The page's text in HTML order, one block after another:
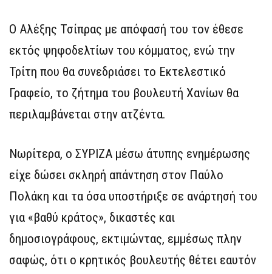
Ο Αλέξης Τσίπρας με απόφασή του τον έθεσε
εκτός ψηφοδελτίων του κόμματος, ενώ την
Τρίτη που θα συνεδριάσει το Εκτελεστικό
Γραφείο, το ζήτημα του βουλευτή Χανίων θα
περιλαμβάνεται στην ατζέντα.
Νωρίτερα, ο ΣΥΡΙΖΑ μέσω άτυπης ενημέρωσης
είχε δώσει σκληρή απάντηση στον Παύλο
Πολάκη και τα όσα υποστήριξε σε ανάρτησή του
για «βαθύ κράτος», δικαστές και
δημοσιογράφους, εκτιμώντας, εμμέσως πλην
σαφώς, ότι ο κρητικός βουλευτής θέτει εαυτόν